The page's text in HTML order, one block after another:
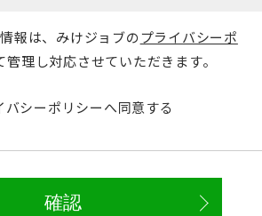
報は、みけジョブのプライバシーポ
管理し対応させていただきます。
バシーポリシーへ同意する